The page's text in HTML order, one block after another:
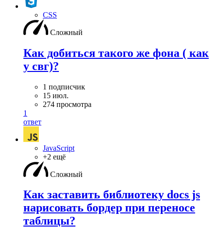
CSS
Сложный
Как добиться такого же фона ( как
у свг)?
1 подписчик
15 июл.
274 просмотра
1
ответ
JavaScript
+2 ещё
Сложный
Как заставить библиотеку docs js
нарисовать бордер при переносе
таблицы?